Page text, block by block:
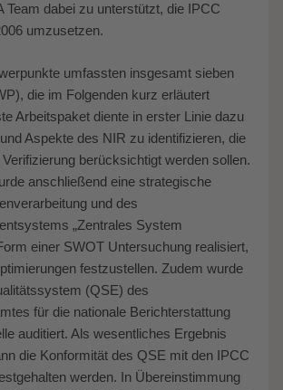
Team dabei zu unterstützt, die IPCC
umzusetzen.
umfassten insgesamt sieben
die im Folgenden kurz erläutert
Arbeitspaket diente in erster Linie dazu
Aspekte des NIR zu identifizieren, die
berücksichtigt werden sollen.
anschließend eine strategische
und des
„Zentrales System
einer SWOT Untersuchung realisiert,
festzustellen. Zudem wurde
(QSE) des
für die nationale Berichterstattung
auditiert. Als wesentliches Ergebnis
die Konformität des QSE mit den IPCC
werden. In Übereinstimmung